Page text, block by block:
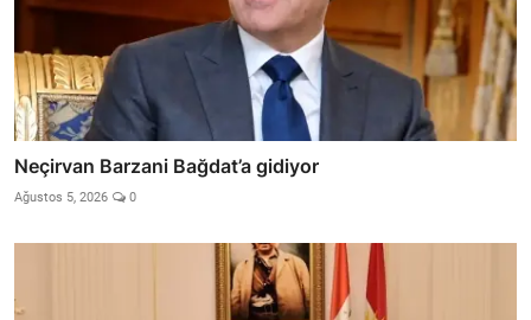
Neçirvan Barzani Bağdat’a gidiyor
Ağustos 5, 2026 0